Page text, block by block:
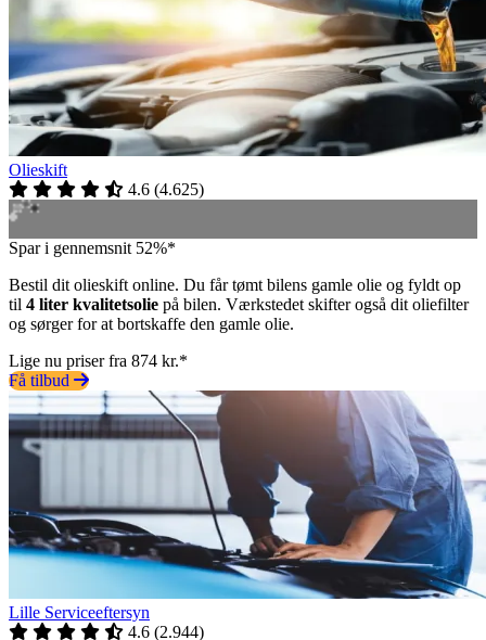
Olieskift
4.6 (4.625)
Spar i gennemsnit 52%*
Bestil dit olieskift online. Du får tømt bilens gamle olie og fyldt op
til 4 liter kvalitetsolie på bilen. Værkstedet skifter også dit oliefilter
og sørger for at bortskaffe den gamle olie.
Lige nu priser fra 874 kr.*
Få tilbud
Lille Serviceeftersyn
4.6 (2.944)